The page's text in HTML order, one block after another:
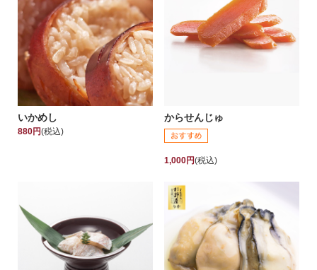
いかめし
880円(税込)
からせんじゅ
1,000円(税込)